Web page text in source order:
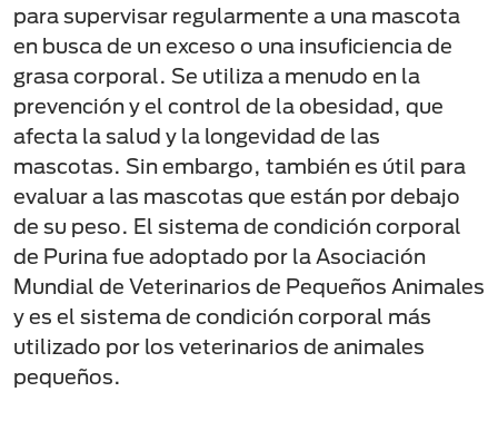
para supervisar regularmente a una mascota
en busca de un exceso o una insuficiencia de
grasa corporal. Se utiliza a menudo en la
prevención y el control de la obesidad, que
afecta la salud y la longevidad de las
mascotas. Sin embargo, también es útil para
evaluar a las mascotas que están por debajo
de su peso. El sistema de condición corporal
de Purina fue adoptado por la Asociación
Mundial de Veterinarios de Pequeños Animales
y es el sistema de condición corporal más
utilizado por los veterinarios de animales
pequeños.